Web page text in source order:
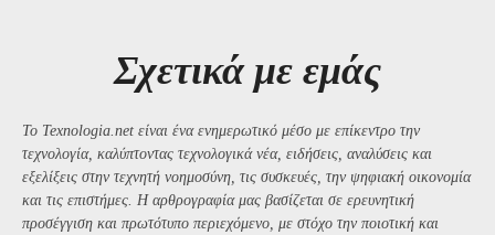
Σχετικά με εμάς
Το Texnologia.net είναι ένα ενημερωτικό μέσο με επίκεντρο την
τεχνολογία, καλύπτοντας τεχνολογικά νέα, ειδήσεις, αναλύσεις και
εξελίξεις στην τεχνητή νοημοσύνη, τις συσκευές, την ψηφιακή οικονομία
και τις επιστήμες. Η αρθρογραφία μας βασίζεται σε ερευνητική
προσέγγιση και πρωτότυπο περιεχόμενο, με στόχο την ποιοτική και